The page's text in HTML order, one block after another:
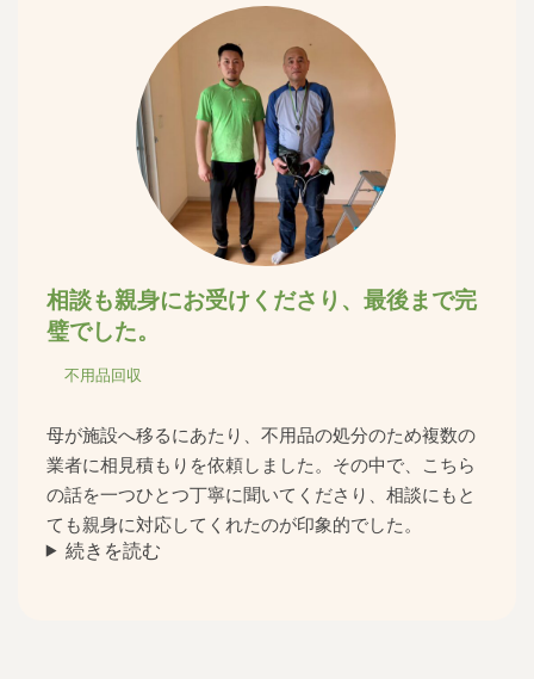
相談も親身にお受けくださり、最後まで完
璧でした。
不用品回収
母が施設へ移るにあたり、不用品の処分のため複数の
業者に相見積もりを依頼しました。その中で、こちら
の話を一つひとつ丁寧に聞いてくださり、相談にもと
ても親身に対応してくれたのが印象的でした。
続きを読む